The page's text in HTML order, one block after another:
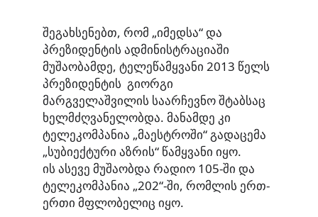
შეგახსენებთ, რომ „იმედსა“ და
პრეზიდენტის ადმინისტრაციაში
მუშაობამდე, ტელეწამყვანი 2013 წელს
პრეზიდენტის გიორგი
მარგველაშვილის საარჩევნო შტაბსაც
ხელმძღვანელობდა. მანამდე კი
ტელეკომპანია „მაესტროში“ გადაცემა
„სუბიექტური აზრის“ წამყვანი იყო.
ის ასევე მუშაობდა რადიო 105-ში და
ტელეკომპანია „202“-ში, რომლის ერთ-
ერთი მფლობელიც იყო.